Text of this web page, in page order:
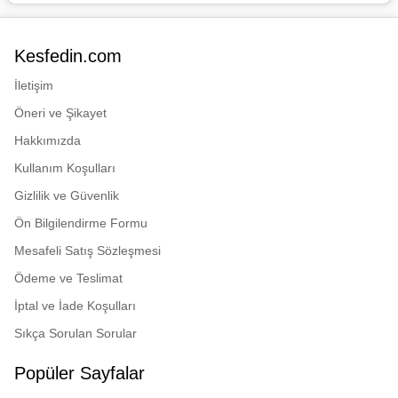
Approved to MED by GL
(Germanischer Lloyd)
Kesfedin.com
İletişim
Öneri ve Şikayet
Hakkımızda
Kullanım Koşulları
Gizlilik ve Güvenlik
Ön Bilgilendirme Formu
Mesafeli Satış Sözleşmesi
Ödeme ve Teslimat
İptal ve İade Koşulları
Sıkça Sorulan Sorular
Popüler Sayfalar